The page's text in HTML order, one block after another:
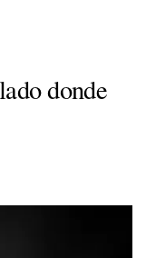
donde